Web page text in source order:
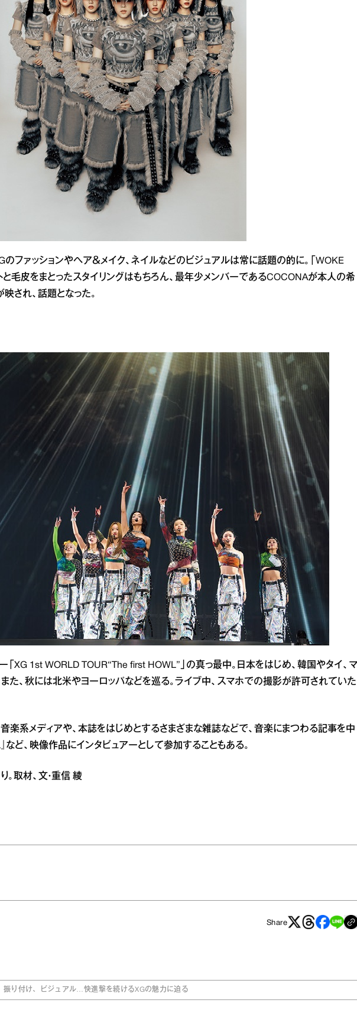
ファッションやヘア＆メイク、ネイルなどのビジュアルは常に話題の的に。「WOKE
と毛皮をまとったスタイリングはもちろん、最年少メンバーであるCOCONAが本人の希
され、話題となった。
「XG 1st WORLD TOUR“The first HOWL”」の真っ最中。日本をはじめ、韓国やタイ、マ
た、秋には北米やヨーロッパなどを巡る。ライブ中、スマホでの撮影が許可されていた
楽系メディアや、本誌をはじめとするさまざまな雑誌などで、音楽にまつわる記事を中
など、映像作品にインタビュアーとして参加することもある。
。取材、文・重信 綾
Share
振り付け、ビジュアル…快進撃を続けるXGの魅力に迫る